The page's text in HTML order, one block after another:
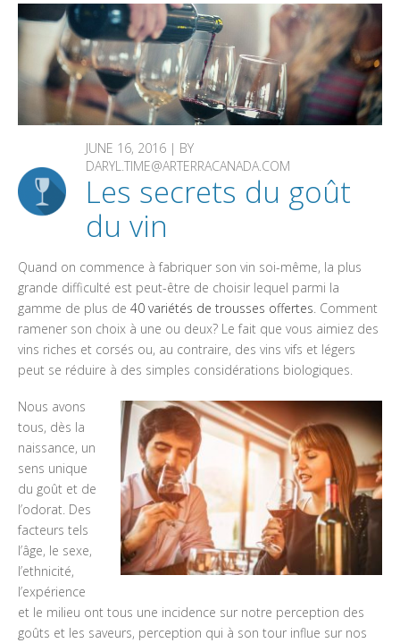
JUNE 16, 2016 | BY
DARYL.TIME@ARTERRACANADA.COM
Les secrets du goût
du vin
Quand on commence à fabriquer son vin soi-même, la plus
grande difficulté est peut-être de choisir lequel parmi la
gamme de plus de 40 variétés de trousses offertes . Comment
ramener son choix à une ou deux? Le fait que vous aimiez des
vins riches et corsés ou, au contraire, des vins vifs et légers
peut se réduire à des simples considérations biologiques.
Nous avons
tous, dès la
naissance, un
sens unique
du goût et de
l’odorat. Des
facteurs tels
l’âge, le sexe,
l’ethnicité,
l’expérience
et le milieu ont tous une incidence sur notre perception des
goûts et les saveurs, perception qui à son tour influe sur nos